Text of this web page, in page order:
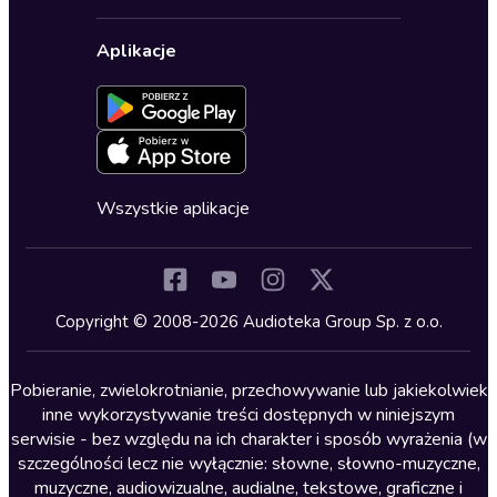
Biznes, marketing, ekonomia
Dla młodzieży
Kryminały
Lektury szkolne
Literatura anglojęzyczna
Literatura faktu
Literatura obyczajowa
Ustawienia prywatności
Formularz zgłaszania nielegalnych treści
Deklaracja dostępności
Oferta dla firm i bibliotek
Dołącz do newslettera
Blog
Zapowiedzi
Cykle audiobooków
Aplikacje
Wszystkie aplikacje
Copyright © 2008-2026 Audioteka Group Sp. z o.o.
Pobieranie, zwielokrotnianie, przechowywanie lub jakiekolwiek
inne wykorzystywanie treści dostępnych w niniejszym
serwisie - bez względu na ich charakter i sposób wyrażenia (w
szczególności lecz nie wyłącznie: słowne, słowno-muzyczne,
muzyczne, audiowizualne, audialne, tekstowe, graficzne i